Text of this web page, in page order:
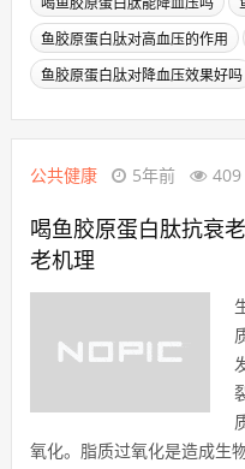
喝鱼胶原蛋白肽能降血压吗
鱼胶原蛋白肽对高血压的作用
鱼胶原蛋白肽对降血压效果好吗
公共健康 5年前 409
喝鱼胶原蛋白肽抗衰
老机理
氧化。脂质过氧化是造成生